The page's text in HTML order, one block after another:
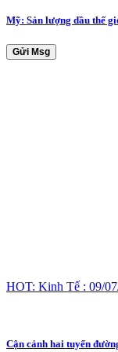
Mỹ: Sản lượng dầu thế
Gửi Msg
HOT: Kinh Tế : 09/
Cận cảnh hai tuyến